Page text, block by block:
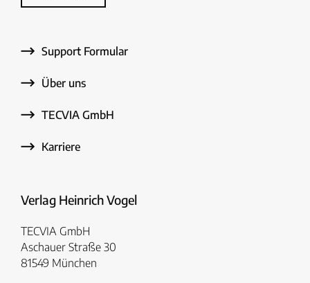
Support Formular
Über uns
TECVIA GmbH
Karriere
Verlag Heinrich Vogel
TECVIA GmbH
Aschauer Straße 30
81549 München